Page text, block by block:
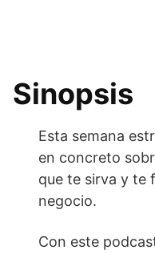
Sinopsis
Esta semana
en concreto
que te sirva y te
negocio.
Con este